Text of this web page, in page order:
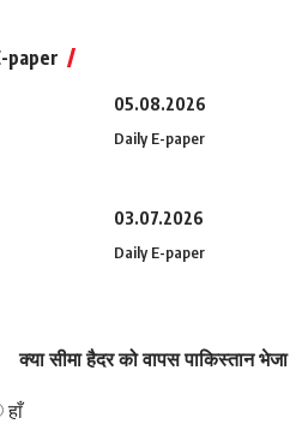
paper
05.08.2026
Daily E-paper
03.07.2026
Daily E-paper
क्या सीमा हैदर को वापस पाकिस्तान भेजा
हाँ